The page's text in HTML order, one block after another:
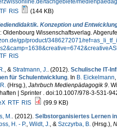
fachgebiete/
RIS
(144 KB)
Konzeption und
Oldenbourg Wissenschaftsverlag.
gp/product/3486272071/
RIS
, & Stratmann, J.. (2012). Schulische
für Schulentwicklung. In B. Eickelmann,
(Hrsg.), Jahrbuch Medienpädagogik 9.
| Sprinter . doi:10.1007/978-3-531-
RTF RIS
(99.9 KB)
M.. (2012). Selbstorganisiertes Lernen
H. - P., Wildt, J., & Szczyrba, B.(Hrsg.),